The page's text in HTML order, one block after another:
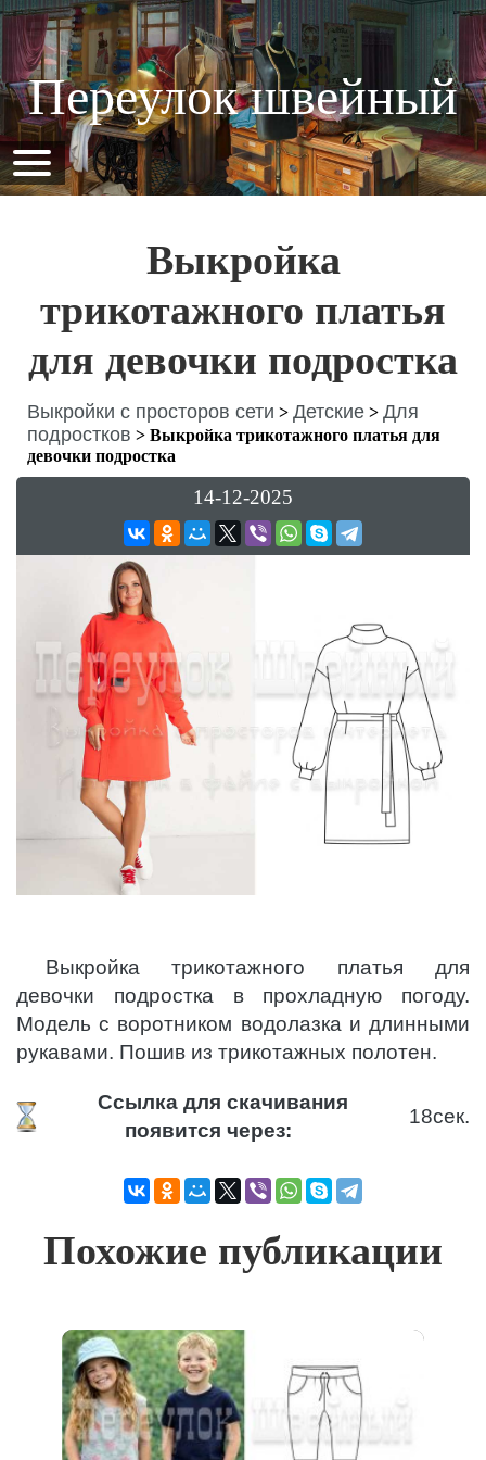
Переулок швейный
Выкройка
трикотажного платья
для девочки подростка
Выкройки с просторов сети > Детские > Для
подростков > Выкройка трикотажного платья для
девочки подростка
14-12-2025
Выкройка трикотажного платья для
девочки подростка в прохладную погоду.
Модель с воротником водолазка и длинными
рукавами. Пошив из трикотажных полотен.
Ссылка для скачивания
появится через:
18сек.
Похожие публикации